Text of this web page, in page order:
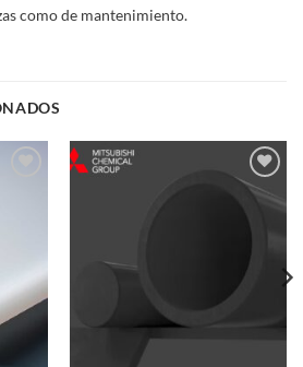
como de mantenimiento.
Add to
wishlist